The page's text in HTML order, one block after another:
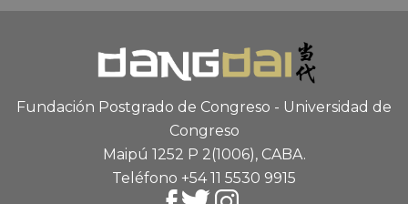
Fundación Postgrado de Congreso - Universidad de
Congreso
Maipú 1252 P 2(1006), CABA.
Teléfono +54 11 5530 9915